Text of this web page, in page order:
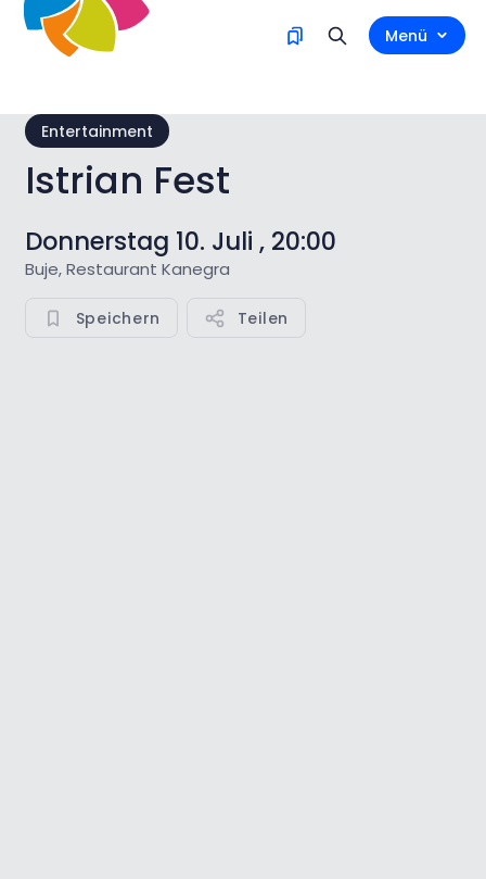
Menü
Entertainment
Istrian Fest
Donnerstag 10. Juli , 20:00
Buje, Restaurant Kanegra
Speichern Teilen